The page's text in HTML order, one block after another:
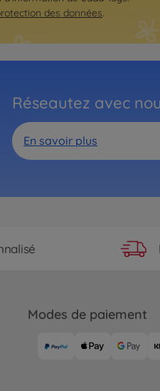
des données.
Réseautez avec
En savoir plus
Modes de paiement